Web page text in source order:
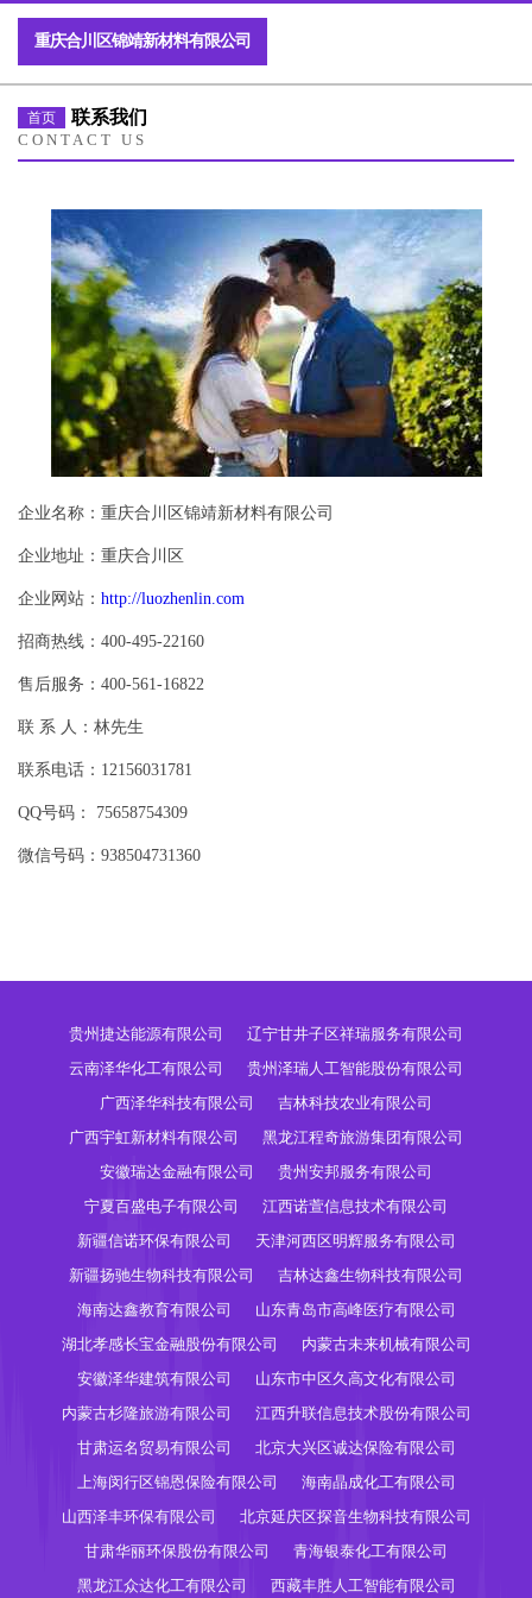
重庆合川区锦靖新材料有限公司
首页 联系我们
CONTACT US
企业名称：重庆合川区锦靖新材料有限公司
企业地址：重庆合川区
企业网站： http://luozhenlin.com
招商热线：400-495-22160
售后服务：400-561-16822
联 系 人：林先生
联系电话：12156031781
QQ号码： 75658754309
微信号码：938504731360
贵州捷达能源有限公司
辽宁甘井子区祥瑞服务有限公司
云南泽华化工有限公司
贵州泽瑞人工智能股份有限公司
广西泽华科技有限公司
吉林科技农业有限公司
广西宇虹新材料有限公司
黑龙江程奇旅游集团有限公司
安徽瑞达金融有限公司
贵州安邦服务有限公司
宁夏百盛电子有限公司
江西诺萱信息技术有限公司
新疆信诺环保有限公司
天津河西区明辉服务有限公司
新疆扬驰生物科技有限公司
吉林达鑫生物科技有限公司
海南达鑫教育有限公司
山东青岛市高峰医疗有限公司
湖北孝感长宝金融股份有限公司
内蒙古未来机械有限公司
安徽泽华建筑有限公司
山东市中区久高文化有限公司
内蒙古杉隆旅游有限公司
江西升联信息技术股份有限公司
甘肃运名贸易有限公司
北京大兴区诚达保险有限公司
上海闵行区锦恩保险有限公司
海南晶成化工有限公司
山西泽丰环保有限公司
北京延庆区探音生物科技有限公司
甘肃华丽环保股份有限公司
青海银泰化工有限公司
黑龙江众达化工有限公司
西藏丰胜人工智能有限公司